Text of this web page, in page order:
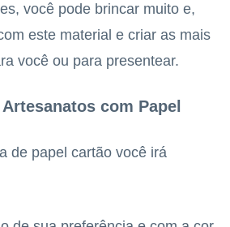
você pode brincar muito e,
este material e criar as mais
você ou para presentear.
com Papel
de papel cartão você irá